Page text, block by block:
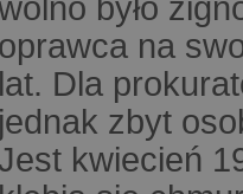
było
oprawca na
lat. Dla
jednak zbyt
kwiecień